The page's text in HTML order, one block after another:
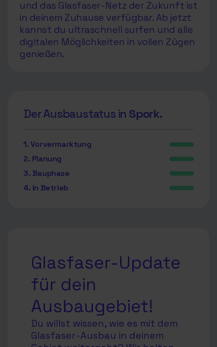
und das Glasfaser-Netz der Zukunft ist
in deinem Zuhause verfügbar. Ab jetzt
kannst du ultraschnell surfen und alle
digitalen Möglichkeiten in vollen Zügen
genießen.
Der Ausbaustatus in Spork.
1. Vorvermarktung
2. Planung
3. Bauphase
4. In Betrieb
Glasfaser-Update
für dein
Ausbaugebiet!
Du willst wissen, wie es mit dem
Glasfaser-Ausbau in deinem